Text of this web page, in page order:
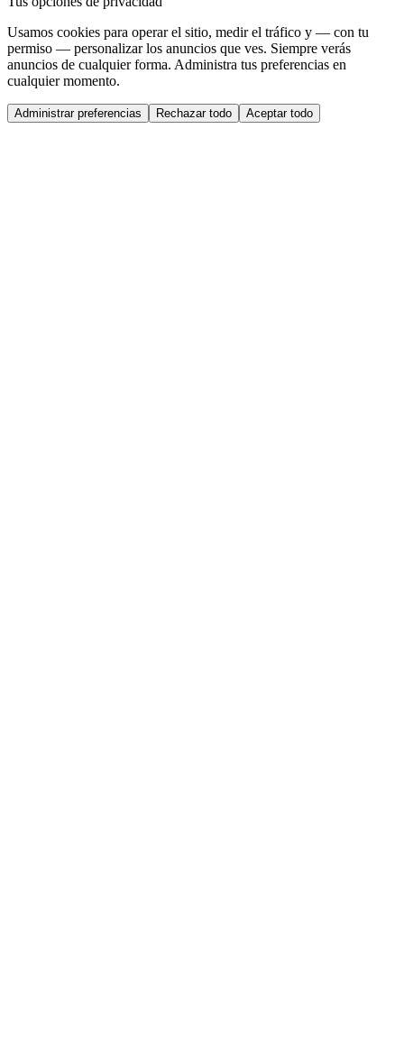
Usamos cookies para operar el sitio, medir el tráfico y — con tu
permiso — personalizar los anuncios que ves. Siempre verás
anuncios de cualquier forma. Administra tus preferencias en
cualquier momento.
Administrar preferencias Rechazar todo Aceptar todo